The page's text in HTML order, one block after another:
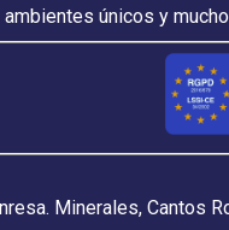
únicos y
Minerales, Cantos